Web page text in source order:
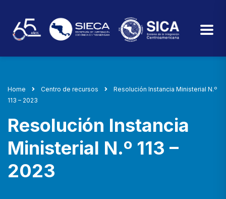
Home Centro de recursos
Resolución Instancia Ministerial N.º
113 – 2023
Resolución Instancia
Ministerial N.º 113 –
2023